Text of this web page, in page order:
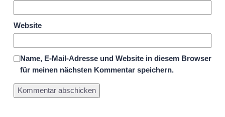
Website
Name, E-Mail-Adresse und Website in diesem Browser
für meinen nächsten Kommentar speichern.